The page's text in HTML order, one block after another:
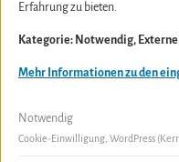
Neue Rathausstraße 10
D- 56841 Traben-
Erfahrung zu bieten.
Kategorie: Notwendig,
Mehr Informationen zu den
Notwendig
Cookie-Einwilligung, WordPress